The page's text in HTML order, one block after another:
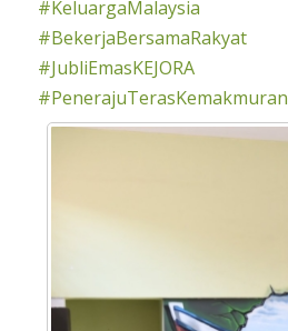
#KeluargaMalaysia
#BekerjaBersamaRakyat
#JubliEmasKEJORA
#PenerajuTerasKemakmuran